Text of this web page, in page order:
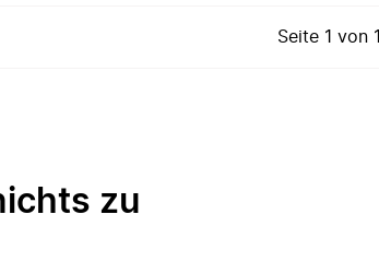
Seite 1 von 1
zu